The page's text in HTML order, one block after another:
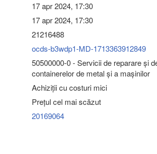
17 apr 2024, 17:30
17 apr 2024, 17:30
21216488
ocds-b3wdp1-MD-1713363912849
50500000-0 - Servicii de reparare şi
containerelor de metal şi a maşinilor
Achiziții cu costuri mici
Preţul cel mai scăzut
20169064